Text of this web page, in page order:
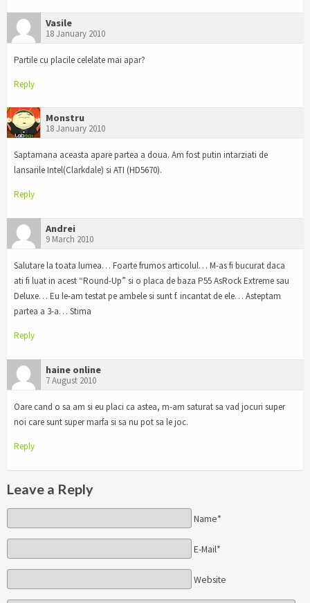
Vasile
18 January 2010
Partile cu placile celelate mai apar?
Reply
Monstru
18 January 2010
Saptamana aceasta apare partea a doua. Am fost putin intarziati de
lansarile Intel(Clarkdale) si ATI (HD5670).
Reply
Andrei
9 March 2010
Salutare la toata lumea… Foarte frumos articolul… M-as fi bucurat daca
ati fi luat in acest “Round-Up” si o placa de baza P55 AsRock Extreme sau
Deluxe… Eu le-am testat pe ambele si sunt f. incantat de ele… Asteptam
partea a 3-a… Stima
Reply
haine online
7 August 2010
Oare cand o sa am si eu placi ca astea, m-am saturat sa vad jocuri super
noi care sunt super marfa si sa nu pot sa le joc.
Reply
Leave a Reply
Name*
E-Mail*
Website